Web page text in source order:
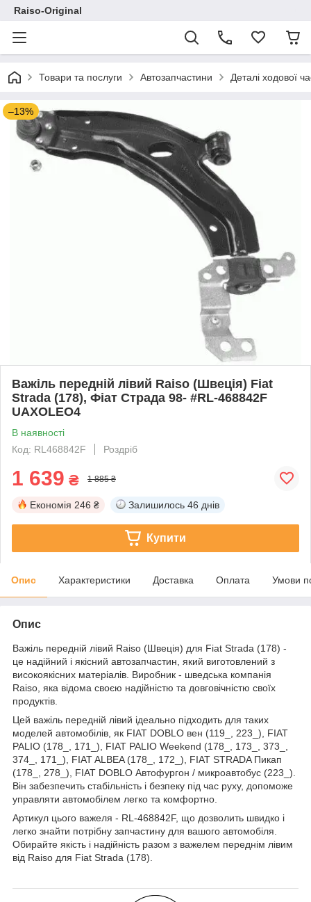
Raiso-Original
Товари та послуги Автозапчастини Деталі ходової
–13%
Важіль передній лівий Raiso (Швеція) Fiat
Strada (178), Фіат Страда 98- #RL-468842F
UAXOLEO4
В наявності
Код: RL468842F
Роздріб
1 639 ₴ 1 885 ₴
Економія 246 ₴ Залишилось 46 днів
Купити
Опис Характеристики Доставка Оплата Умови
Опис
Важіль передній лівий Raiso (Швеція) для Fiat Strada (178) -
це надійний і якісний автозапчастин, який виготовлений з
високоякісних матеріалів. Виробник - шведська компанія
Raiso, яка відома своєю надійністю та довговічністю своїх
продуктів.
Цей важіль передній лівий ідеально підходить для таких
моделей автомобілів, як FIAT DOBLO вен (119_, 223_), FIAT
PALIO (178_, 171_), FIAT PALIO Weekend (178_, 173_, 373_,
374_, 171_), FIAT ALBEA (178_, 172_), FIAT STRADA Пикап
(178_, 278_), FIAT DOBLO Автофургон / микроавтобус (223_).
Він забезпечить стабільність і безпеку під час руху, допоможе
управляти автомобілем легко та комфортно.
Артикул цього важеля - RL-468842F, що дозволить швидко і
легко знайти потрібну запчастину для вашого автомобіля.
Обирайте якість і надійність разом з важелем переднім лівим
від Raiso для Fiat Strada (178).